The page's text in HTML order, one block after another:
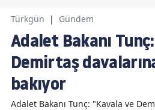
Türkgün | Gündem
Adalet Bakanı
Demirtaş
bakıyor
Adalet Bakanı Tunç: "Kavala ve